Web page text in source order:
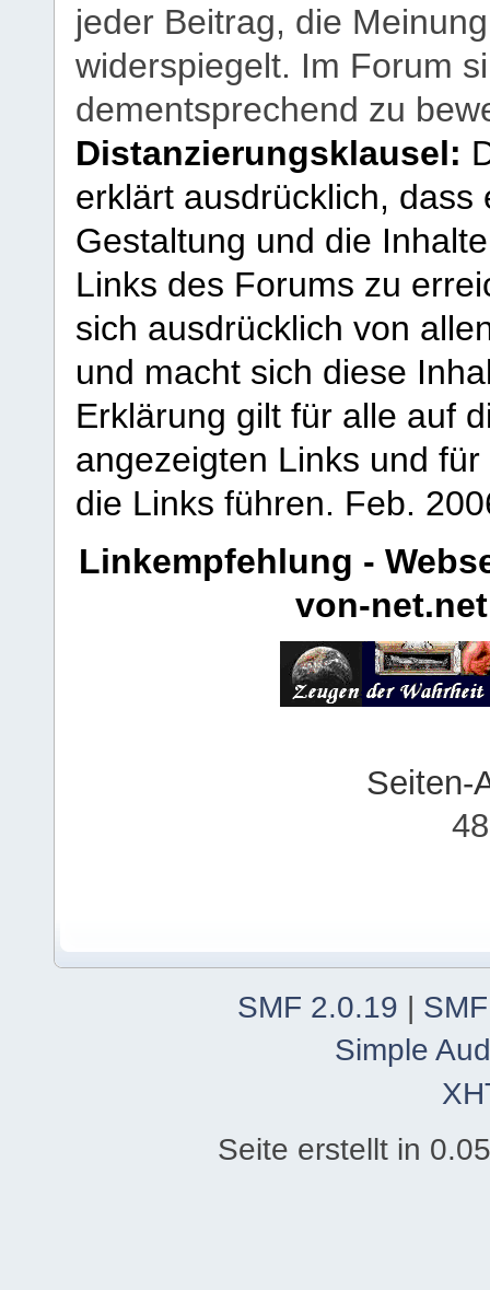
jeder Beitrag, die
widerspiegelt. Im Forum
dementsprechend zu
Distanzierungsklausel:
erklärt ausdrücklich,
Gestaltung und die
Links des Forums zu
sich ausdrücklich von
und macht sich diese
Erklärung gilt für alle auf
angezeigten Links und
die Links führen. Feb.
Linkempfehlung -
von-net.net
Seiten-
SMF 2.0.19 |
Simple
Seite erstellt in